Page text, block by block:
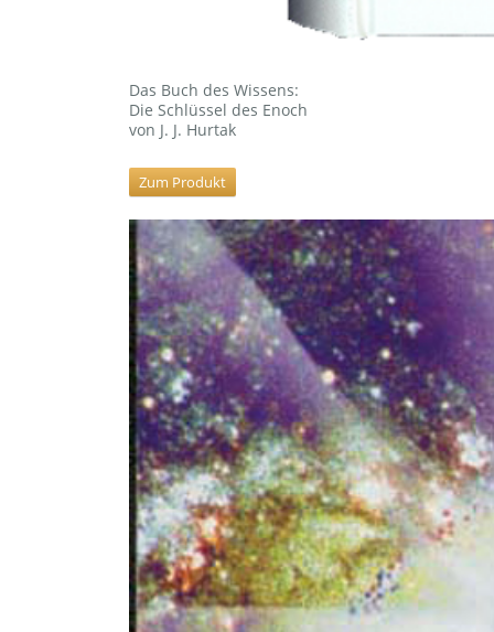
Das Buch des Wissens:
Die Schlüssel des Enoch
von J. J. Hurtak
Zum Produkt